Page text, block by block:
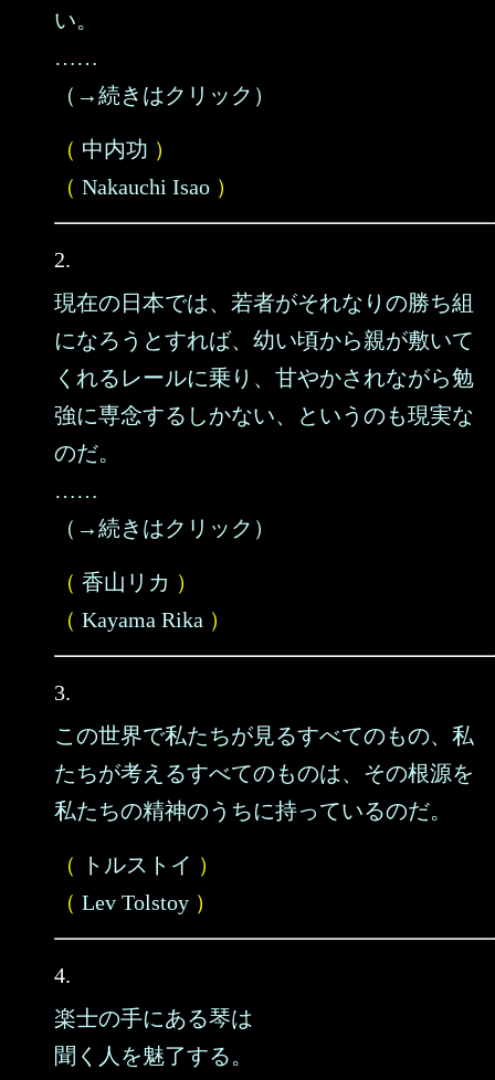
い。
……
（→続きはクリック）
（ 中内功 ）
（ Nakauchi Isao ）
2.
現在の日本では、若者がそれなりの勝ち組
になろうとすれば、幼い頃から親が敷いて
くれるレールに乗り、甘やかされながら勉
強に専念するしかない、というのも現実な
のだ。
……
（→続きはクリック）
（ 香山リカ ）
（ Kayama Rika ）
3.
この世界で私たちが見るすべてのもの、私
たちが考えるすべてのものは、その根源を
私たちの精神のうちに持っているのだ。
（ トルストイ ）
（ Lev Tolstoy ）
4.
楽士の手にある琴は
聞く人を魅了する。